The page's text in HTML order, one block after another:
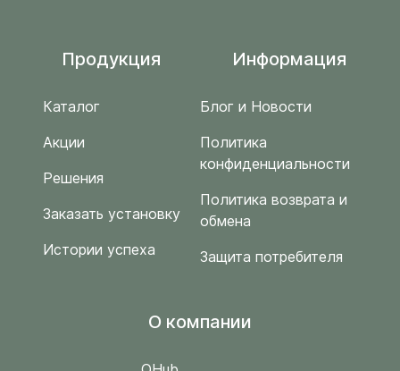
Продукция
Каталог
Акции
Решения
Заказать установку
Истории успеха
Информация
Блог и Новости
Политика
конфиденциальности
Политика возврата и
обмена
Защита потребителя
O компании